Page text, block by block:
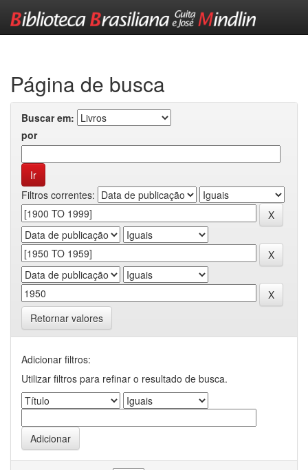
Página de busca
Buscar em:
por
Filtros correntes:
Retornar valores
Adicionar filtros:
Utilizar filtros para refinar o resultado de busca.